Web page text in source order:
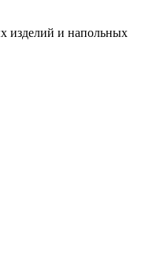
изделий и напольных